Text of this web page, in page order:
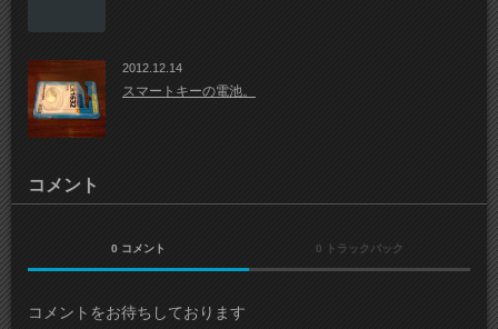
2012.12.14
スマートキーの電池。
コメント
0 コメント 0 トラックバック
コメントをお待ちしております